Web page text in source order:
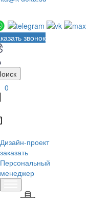
звонок
0
Дизайн-проект
заказать
Персональный
менеджер